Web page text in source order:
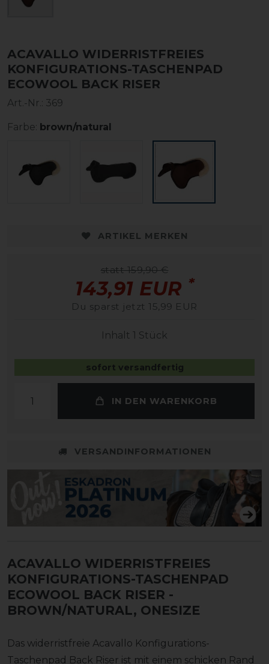
ACAVALLO WIDERRISTFREIES
KONFIGURATIONS-TASCHENPAD
ECOWOOL BACK RISER
Art.-Nr.: 369
Farbe: brown/natural
ARTIKEL MERKEN
statt 159,90 €
143,91 EUR *
Du sparst jetzt 15,99 EUR
Inhalt 1 Stück
sofort versandfertig
IN DEN WARENKORB
VERSANDINFORMATIONEN
ACAVALLO WIDERRISTFREIES
KONFIGURATIONS-TASCHENPAD
ECOWOOL BACK RISER -
BROWN/NATURAL, ONESIZE
Das widerristfreie Acavallo Konfigurations-
Taschenpad Back Riser ist mit einem schicken Rand